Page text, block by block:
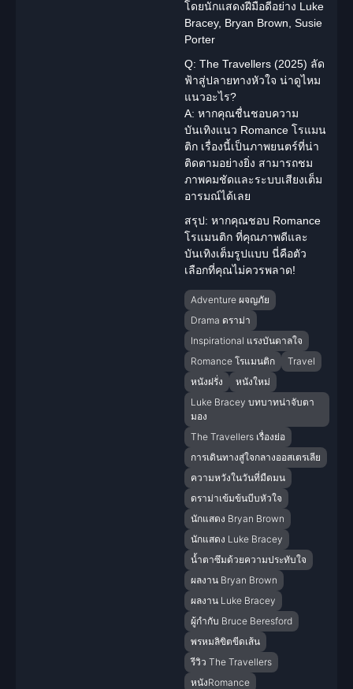
โดยนักแสดงฝีมือดีอย่าง Luke
Bracey, Bryan Brown, Susie
Porter
Q: The Travellers (2025) ลัด
ฟ้าสู่ปลายทางหัวใจ น่าดูไหม
แนวอะไร?
A: หากคุณชื่นชอบความ
บันเทิงแนว Romance โรแมน
ติก เรื่องนี้เป็นภาพยนตร์ที่น่า
ติดตามอย่างยิ่ง สามารถชม
ภาพคมชัดและระบบเสียงเต็ม
อารมณ์ได้เลย
สรุป: หากคุณชอบ Romance
โรแมนติก ที่คุณภาพดีและ
บันเทิงเต็มรูปแบบ นี่คือตัว
เลือกที่คุณไม่ควรพลาด!
Adventure ผจญภัย
Drama ดราม่า
Inspirational แรงบันดาลใจ
Romance โรแมนติก
Travel
หนังฝรั่ง
หนังใหม่
Luke Bracey บทบาทน่าจับตา
มอง
The Travellers เรื่องย่อ
การเดินทางสู่ใจกลางออสเตรเลีย
ความหวังในวันที่มืดมน
ดราม่าเข้มข้นบีบหัวใจ
นักแสดง Bryan Brown
นักแสดง Luke Bracey
น้ำตาซึมด้วยความประทับใจ
ผลงาน Bryan Brown
ผลงาน Luke Bracey
ผู้กำกับ Bruce Beresford
พรหมลิขิตขีดเส้น
รีวิว The Travellers
หนังRomance